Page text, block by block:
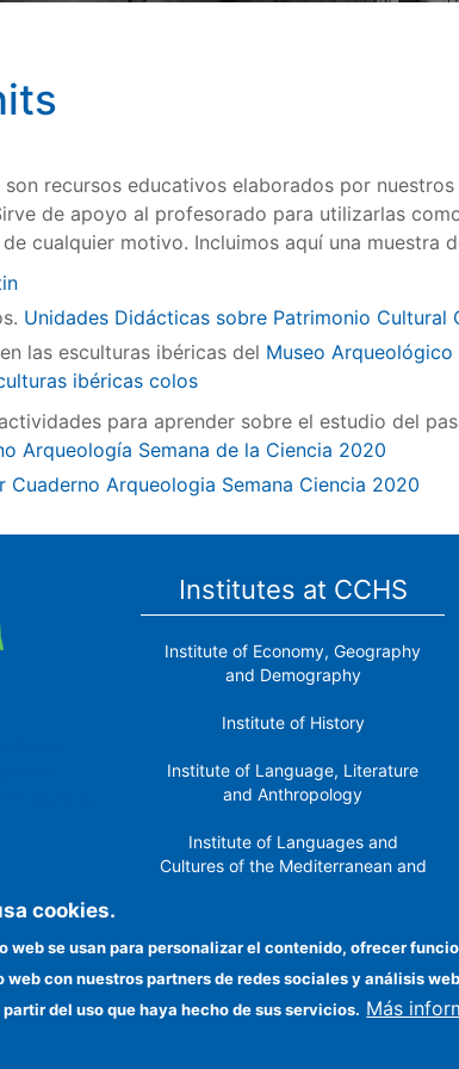
recursos educativos elaborados por
de apoyo al profesorado para utilizarlas
cualquier motivo. Incluimos aquí una muestra
Unidades Didácticas sobre Patrimonio Cultural
las esculturas ibéricas del Museo Arqueológico
ibéricas colos
actividades para aprender sobre el estudio del
Arqueología Semana de la Ciencia 2020
Cuaderno Arqueologia Semana Ciencia 2020
Institutes at CCHS
Institute of Economy, Geography
and Demography
Institute of History
Institute of Language, Literature
and Anthropology
Institute of Languages ​​and
Cultures of the Mediterranean and
Institute of Philosophy
Institute of Public Policies and
Goods
cookies.
web se usan para personalizar el contenido, ofrecer
web con nuestros partners de redes sociales y análisis
del uso que haya hecho de sus servicios. Más